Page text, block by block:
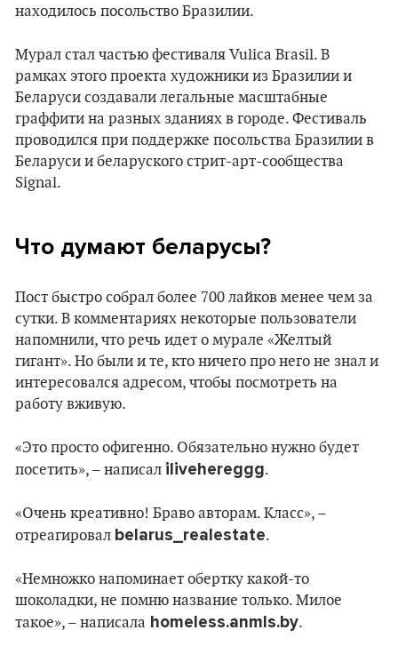
находилось посольство Бразилии.
Мурал стал частью фестиваля Vulica Brasil. В
рамках этого проекта художники из Бразилии и
Беларуси создавали легальные масштабные
граффити на разных зданиях в городе. Фестиваль
проводился при поддержке посольства Бразилии в
Беларуси и беларуского стрит-арт-сообщества
Signal.
Что думают беларусы?
Пост быстро собрал более 700 лайков менее чем за
сутки. В комментариях некоторые пользователи
напомнили, что речь идет о мурале «Желтый
гигант». Но были и те, кто ничего про него не знал и
интересовался адресом, чтобы посмотреть на
работу вживую.
«Это просто офигенно. Обязательно нужно будет
посетить», – написал ilivehereggg.
«Очень креативно! Браво авторам. Класс», –
отреагировал belarus_realestate.
«Немножко напоминает обертку какой-то
шоколадки, не помню название только. Милое
такое», – написала homeless.anmls.by.